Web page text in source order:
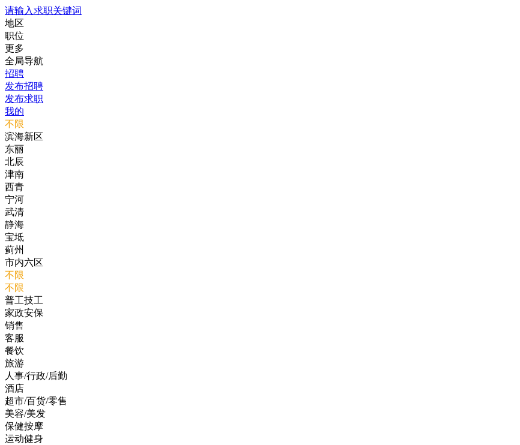
请输入求职关键词
地区
职位
更多
全局导航
招聘
发布招聘
发布求职
我的
不限
滨海新区
东丽
北辰
津南
西青
宁河
武清
静海
宝坻
蓟州
市内六区
不限
不限
普工技工
家政安保
销售
客服
餐饮
旅游
人事/行政/后勤
酒店
超市/百货/零售
美容/美发
保健按摩
运动健身